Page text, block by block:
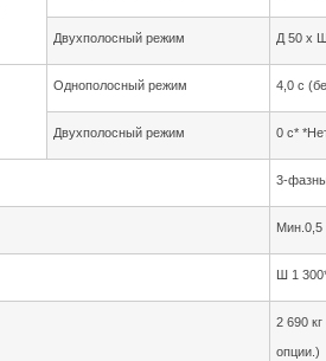
Двухполосный режим Д 50 x
Однополосный режим 4,0 с
Двухполосный режим 0 с*
3-
Мин.0,5
Ш 1
2 690
опции.)